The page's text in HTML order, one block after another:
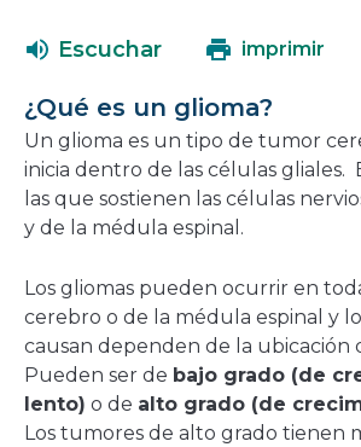
en
Escuchar imprimir
¿Qué es un glioma?
Un glioma es un tipo de tumor
inicia dentro de las células gliales.
las que sostienen las células
y de la médula espinal.
Los gliomas pueden ocurrir en
cerebro o de la médula espinal y
causan dependen de la ubicación
Pueden ser de bajo grado (de
lento) o de alto grado (de
Los tumores de alto grado tienen